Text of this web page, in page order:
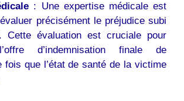
: Une expertise médicale est
précisément le préjudice subi
Cette évaluation est cruciale pour
d’indemnisation finale de
fois que l’état de santé de la victime